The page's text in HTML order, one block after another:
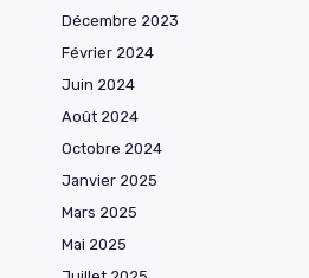
Décembre 2023
Février 2024
Juin 2024
Août 2024
Octobre 2024
Janvier 2025
Mars 2025
Mai 2025